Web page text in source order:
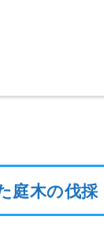
庭木の伐採